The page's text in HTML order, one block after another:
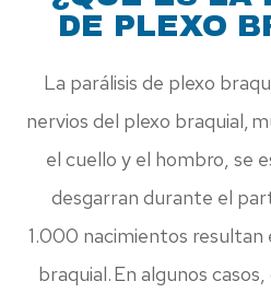
DE PLEXO
La parálisis de plexo
nervios del plexo braquial,
el cuello y el hombro, se
desgarran durante el
1.000 nacimientos resultan
braquial. En algunos